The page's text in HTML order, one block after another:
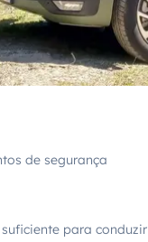
de segurança
para conduzir